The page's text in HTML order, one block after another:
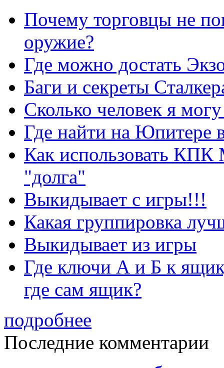
Почему торговцы не
оружие?
Где можно достать
Баги и секреты
Сколько человек я
Где найти на Юпитере
Как использовать
"долга"
Выкидывает с игры!!!
Какая группировка
Выкидывает из игры
Где ключи А и Б к
где сам ящик?
подробнее
Последние комментарии